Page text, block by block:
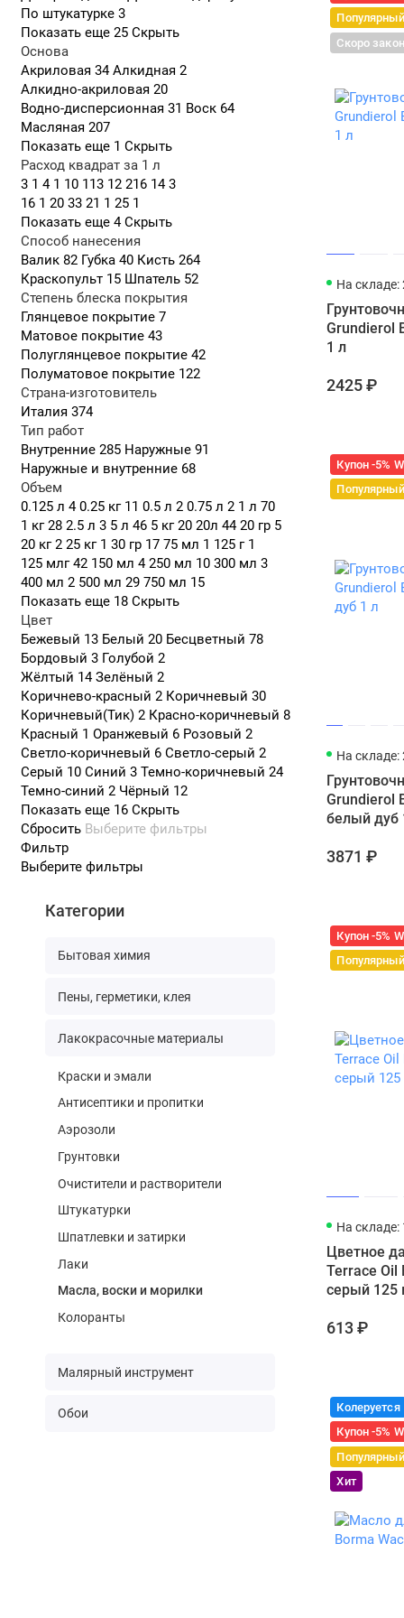
По штукатурке 3
Показать еще 25 Скрыть
Основа
Акриловая 34 Алкидная 2
Алкидно-акриловая 20
Водно-дисперсионная 31 Воск 64
Масляная 207
Показать еще 1 Скрыть
Расход квадрат за 1 л
3 1 4 1 10 113 12 216 14 3
16 1 20 33 21 1 25 1
Показать еще 4Скрыть
Способ нанесения
Валик 82 Губка 40 Кисть 264
Краскопульт 15 Шпатель 52
Степень блеска покрытия
Глянцевое покрытие 7
Матовое покрытие 43
Полуглянцевое покрытие 42
Полуматовое покрытие 122
Страна-изготовитель
Италия 374
Тип работ
Внутренние 285 Наружные 91
Наружные и внутренние 68
Объем
0.125 л 4 0.25 кг 11 0.5 л 2 0.75 л 2 1 л 70
1 кг 28 2.5 л 3 5 л 46 5 кг 20 20л 44 20 гр 5
20 кг 2 25 кг 1 30 гр 17 75 мл 1 125 г 1
125 млг 42 150 мл 4 250 мл 10 300 мл 3
400 мл 2 500 мл 29 750 мл 15
Показать еще 18 Скрыть
Цвет
Бежевый 13 Белый 20 Бесцветный 78
Бордовый 3 Голубой 2
Жёлтый 14 Зелёный 2
Коричнево-красный 2 Коричневый 30
Коричневый(Тик) 2 Красно-коричневый 8
Красный 1 Оранжевый 6 Розовый 2
Светло-коричневый 6 Светло-серый 2
Серый 10 Синий 3 Темно-коричневый 24
Темно-синий 2 Чёрный 12
Показать еще 16 Скрыть
Сбросить Выберите фильтры
Фильтр
Выберите фильтры
Категории
Бытовая химия
Пены, герметики, клея
Лакокрасочные материалы
Краски и эмали
Антисептики и пропитки
Аэрозоли
Грунтовки
Очистители и растворители
Штукатурки
Шпатлевки и затирки
Лаки
Масла, воски и морилки
Колоранты
Малярный инструмент
Обои
Это
Для
Teak
для
Sauna Oil.
Как
Не
и дадим
долго.
Как
Популярный
Скоро
На складе:
Grundierol
1 л
2425 ₽
Купон -5%
Популярный
На складе:
Grundierol
белый дуб
3871 ₽
Купон -5%
Популярный
На складе:
Цветное
Terrace Oil
серый 125
613 ₽
Колеруется
Купон -5%
Популярный
Хит